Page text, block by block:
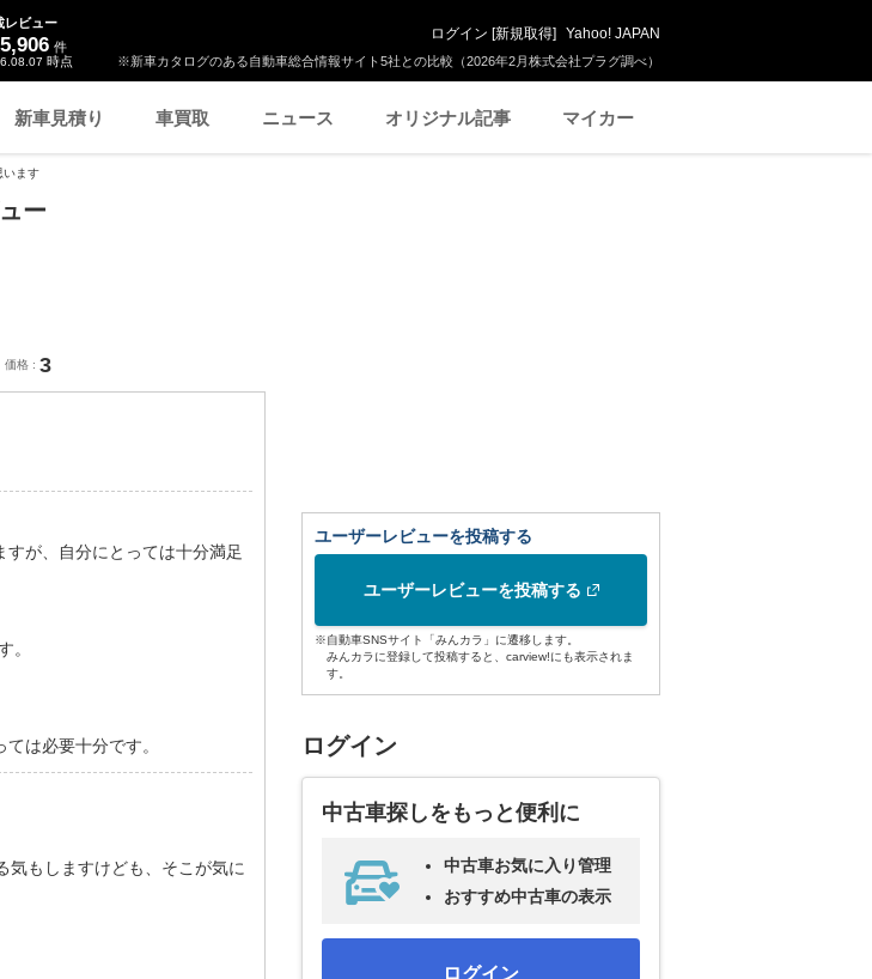
※新車カタログのある自動車総合情報サイト5社との比較（2026年2月株式会社プラグ調べ）
レビュー
件
時点
ログイン [新規取得] Yahoo! JAPAN
新車見積り 車買取 ニュース オリジナル記事 マイカー
います
ー
価格 3
が、自分にとっては十分満足
。
は必要十分です。
気もしますけども、そこが気に
ユーザーレビューを投稿する
ユーザーレビューを投稿する
※自動車SNSサイト「みんカラ」に遷移します。
みんカラに登録して投稿すると、carview!にも表示されま
す。
ログイン
中古車探しをもっと便利に
中古車お気に入り管理
おすすめ中古車の表示
ログイン